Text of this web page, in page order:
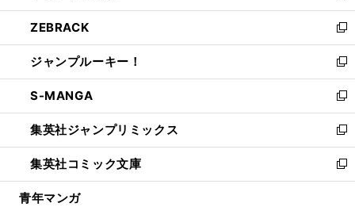
開
く
ウ
で
開
く
ン
ド
ウ
で
開
く
ウ
ィ
ン
ド
ウ
で
開
く
し
い
ウ
ィ
ン
ド
ウ
で
開
く
ZEBRACK
新
し
い
ウ
ィ
ン
ド
ウ
で
開
ジャンプルーキー！
新
し
い
ウ
ィ
ン
ド
ウ
S-MANGA
新
し
い
ウ
ィ
ン
集英社ジャンプリミックス
新
し
い
ウ
集英社コミック文庫
新
し
青年マンガ